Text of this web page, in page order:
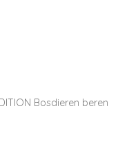
Bosdieren beren